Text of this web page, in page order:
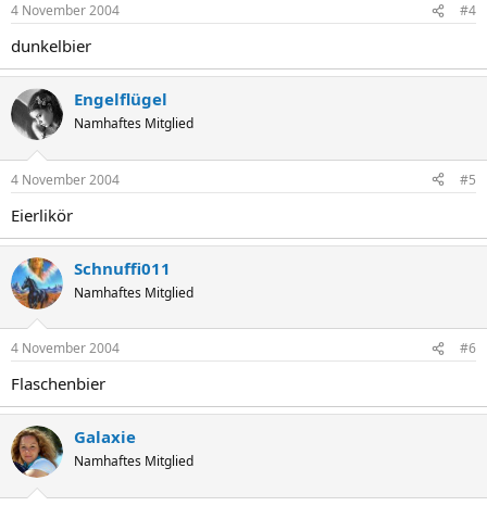
4 November 2004 #4
dunkelbier
Engelflügel
Namhaftes Mitglied
4 November 2004 #5
Eierlikör
Schnuffi011
Namhaftes Mitglied
4 November 2004 #6
Flaschenbier
Galaxie
Namhaftes Mitglied